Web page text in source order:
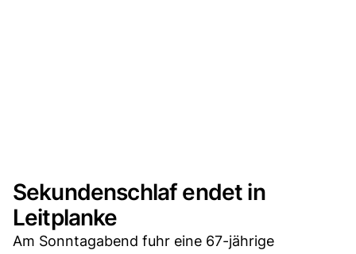
Sekundenschlaf endet in
Leitplanke
Am Sonntagabend fuhr eine 67-jährige